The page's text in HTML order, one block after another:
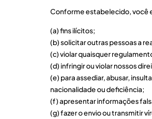
Conforme estabelecido, você
(a) fins ilícitos;
(b) solicitar outras pessoas a
(c) violar quaisquer
(d) infringir ou violar nossos
(e) para assediar, abusar,
nacionalidade ou deficiência;
(f) apresentar informações
(g) fazer o envio ou transmitir